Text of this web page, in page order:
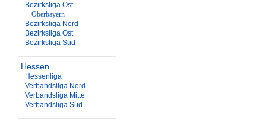
Bezirksliga Ost
-- Oberbayern --
Bezirksliga Nord
Bezirksliga Ost
Bezirksliga Süd
Hessen
Hessenliga
Verbandsliga Nord
Verbandsliga Mitte
Verbandsliga Süd